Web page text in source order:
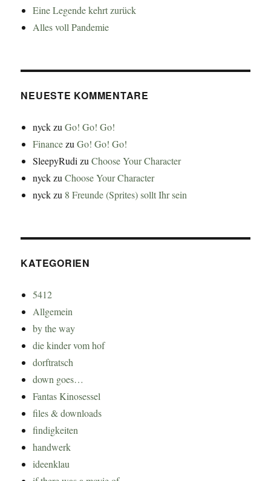
Eine Legende kehrt zurück
Alles voll Pandemie
NEUESTE KOMMENTARE
nyckzuGo! Go! Go!
FinancezuGo! Go! Go!
SleepyRudi zuChoose Your Character
nyckzuChoose Your Character
nyckzu 8 Freunde (Sprites) sollt Ihr sein
KATEGORIEN
5412
Allgemein
by the way
die kinder vom hof
dorftratsch
down goes…
Fantas Kinosessel
files & downloads
findigkeiten
handwerk
ideenklau